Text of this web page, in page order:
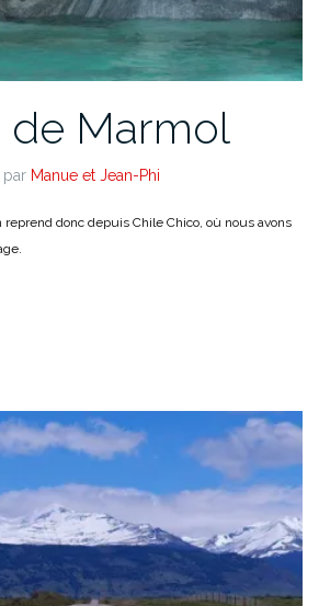
de Marmol
par Manue et Jean-Phi
reprend donc depuis Chile Chico, où nous avons
»